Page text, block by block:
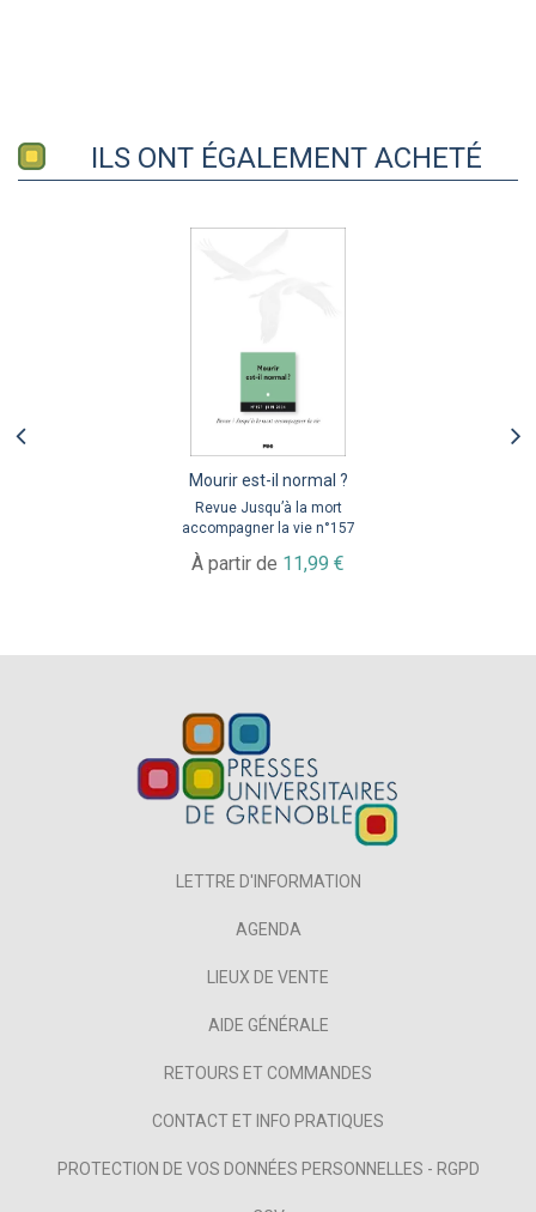
ILS ONT ÉGALEMENT ACHETÉ
Mourir est-il normal ?
Revue Jusqu’à la mort
accompagner la vie n°157
À partir de 11,99 €
LETTRE D'INFORMATION
AGENDA
LIEUX DE VENTE
AIDE GÉNÉRALE
RETOURS ET COMMANDES
CONTACT ET INFO PRATIQUES
PROTECTION DE VOS DONNÉES PERSONNELLES - RGPD